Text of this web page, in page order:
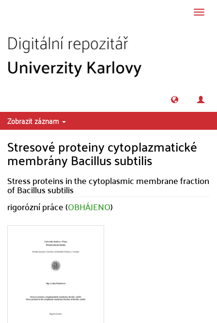
Zobrazit záznam
Stresové proteiny cytoplazmatické
membrány Bacillus subtilis
Stress proteins in the cytoplasmic membrane fraction
of Bacillus subtilis
rigorózní práce (OBHÁJENO)